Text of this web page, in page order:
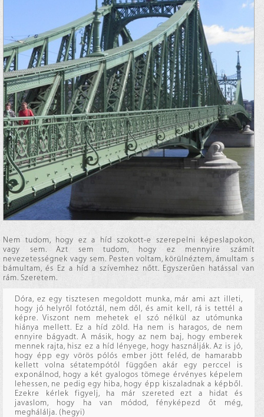
Nem tudom, hogy ez a híd szokott-e szerepelni képeslapokon,
vagy sem. Azt sem tudom, hogy ez mennyire számít
nevezetességnek vagy sem. Pesten voltam, körülnéztem, ámultam s
bámultam, és Ez a híd a szívemhez nőtt. Egyszerűen hatással van
rám. Szeretem.
Dóra, ez egy tisztesen megoldott munka, már ami azt illeti,
hogy jó helyről fotóztál, nem dől, és amit kell, rá is tettél a
képre. Viszont nem mehetek el szó nélkül az utómunka
hiánya mellett. Ez a híd zöld. Ha nem is haragos, de nem
ennyire bágyadt. A másik, hogy az nem baj, hogy emberek
mennek rajta, hisz ez a híd lényege, hogy használják. Az is jó,
hogy épp egy vörös pólós ember jött feléd, de hamarabb
kellett volna sétatempótól függően akár egy perccel is
exponálnod, hogy a két gyalogos tömege érvényes képelem
lehessen, ne pedig egy hiba, hogy épp kiszaladnak a képből.
Ezekre kérlek figyelj, ha már szereted ezt a hidat és
javaslom, hogy ha van módod, fényképezd őt még,
meghálálja. (hegyi)